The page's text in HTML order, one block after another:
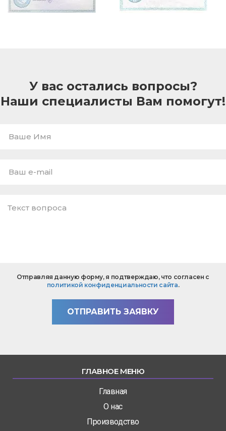
У вас остались вопросы?
Наши специалисты Вам помогут!
Имя
mail
вопроса
Отправляя данную форму, я подтверждаю, что согласен с
политикой конфиденциальности сайта.
ОТПРАВИТЬ ЗАЯВКУ
ГЛАВНОЕ МЕНЮ
Главная
О нас
Производство